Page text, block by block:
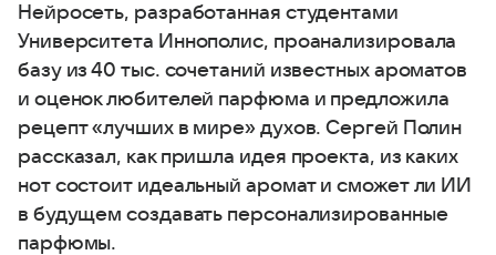
Нейросеть, разработанная студентами
Университета Иннополис, проанализировала
базу из 40 тыс. сочетаний известных ароматов
и оценок любителей парфюма и предложила
рецепт «лучших в мире» духов. Сергей Полин
рассказал, как пришла идея проекта, из каких
нот состоит идеальный аромат и сможет ли ИИ
в будущем создавать персонализированные
парфюмы.